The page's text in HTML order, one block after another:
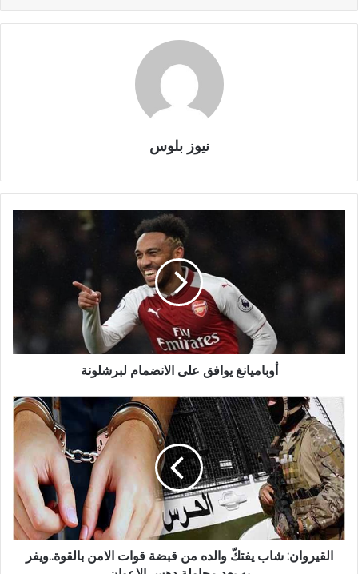
نيوز بلوس
أوباميانغ يوافق على الانضمام لبرشلونة
القيروان: شاب يفتكّ والده من قبضة قوات الامن بالقوة..ويفر